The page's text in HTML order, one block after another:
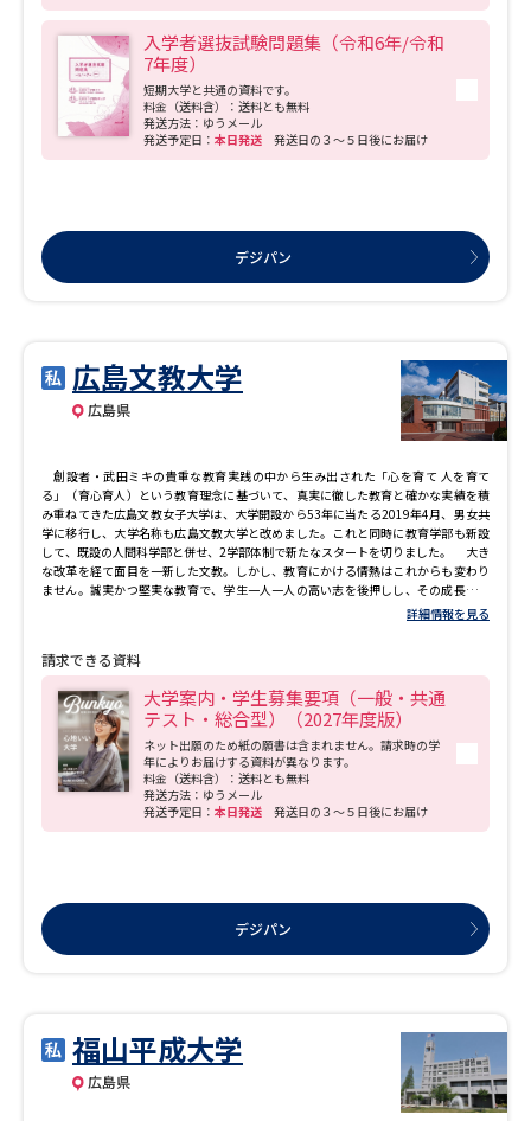
新増設大学・学部・学科特集
国際・グローバルに強い大学特
集
データサイエンス特集 奨学金・特待生制度特集
デジタルパンフレット 進路の３択
（高3生用）
（高2生用）
SELFBRAND特集ページ
オープンキャンパス検索 実施プログラムから探す
来場型・Web型イベント特集 夢ナビライブ
受験準備 資料検索
志望校・出願校を調べる
併願校選び 受験スケジュールを立てよう
先輩が入学を決めた理由
学問発見 学問検索
大学で学びたい学問発見
入学者選抜試験問題集（令和6年/令和
7年度）
短期大学と共通の資料です。
料金（送料含）：送料とも無料
発送方法：ゆうメール
発送予定日： 本日発送 発送日の３～５日後にお届け
デジパン
広島文教大学
広島県
創設者・武田ミキの貴重な教育実践の中から生み出された「心を育て 人を育て
る」（育心育人）という教育理念に基づいて、真実に徹した教育と確かな実績を積
み重ねてきた広島文教女子大学は、大学開設から53年に当たる2019年4月、男女共
学に移行し、大学名称も広島文教大学と改めました。これと同時に教育学部も新設
して、既設の人間科学部と併せ、2学部体制で新たなスタートを切りました。 大き
な改革を経て面目を一新した文教。しかし、教育にかける情熱はこれからも変わり
ません。誠実かつ堅実な教育で、学生一人一人の高い志を後押しし、その成長を支
えながら、地域と共に歩んでゆきます。新たな一歩を踏み出した広島文教大学にご
科・領域ごとの「探究科目ゼミ」を配置。また、高い英語力や国際的視野を身につ
けるための支援（留学）も充実。社会ニーズ、教育環境の変化に対応できる教育者
を養成します。 ・人間福祉学科／社会福祉・精神保健福祉・介護福祉・保育の領域
を幅広く学修し、確かな専門性と実践力を備えた福祉のスペシャリストを育成しま
す。 ・心理学科／「公認心理師」に対応したカリキュラムで「心の専門家」を育成
します。大学院進学で専門職もめざせます。 ・人間栄養学科／「食」を通して、
人々の健康づくりに貢献できる人間性豊かな管理栄養士を養成します。 ・グローバ
ルコミュニケーション学科／ビジネスや観光などの現場で求められる専門性と英語
力、異文化に対する理解力を身につけた人材を育成します。 ◆取得できる主な資
格・免許 幼稚園教諭、小学校教諭、中学校・高等学校教諭（国・英）、栄養教諭、
卒業生11人） ・公立中学校高等学校教員 合格者8人（現役生4人・卒業生4人） ・公
立幼稚園教諭／保育士 合格者12人（現役生12人） 【合格地域】■広島 ■島根 ■
鳥取 ■山口 ■愛媛 ■高知 ■福岡 ■佐賀 ■熊本 ■大分 ■沖縄など ◇国家試験合格実
100％ ※4年連続 合格率100% ■管理栄養士国家試験 合格者累計 886人 （人間栄
養学科1～20期生新卒合格者累計） 過去10年間(10～20期生)合格率 平均81.4％ ◆
キャンパス情報 ◇BECC（Bunkyo English Communication Center） 中・四国地
区最大級の英語学修専用施設。外国人教員など専任スタッフが授業に加え、TOEIC
詳細情報を見る
請求できる資料
大学案内・学生募集要項（一般・共通
テスト・総合型）（2027年度版）
ネット出願のため紙の願書は含まれません。請求時の学
年によりお届けする資料が異なります。
料金（送料含）：送料とも無料
発送方法：ゆうメール
発送予定日： 本日発送 発送日の３～５日後にお届け
デジパン
福山平成大学
広島県